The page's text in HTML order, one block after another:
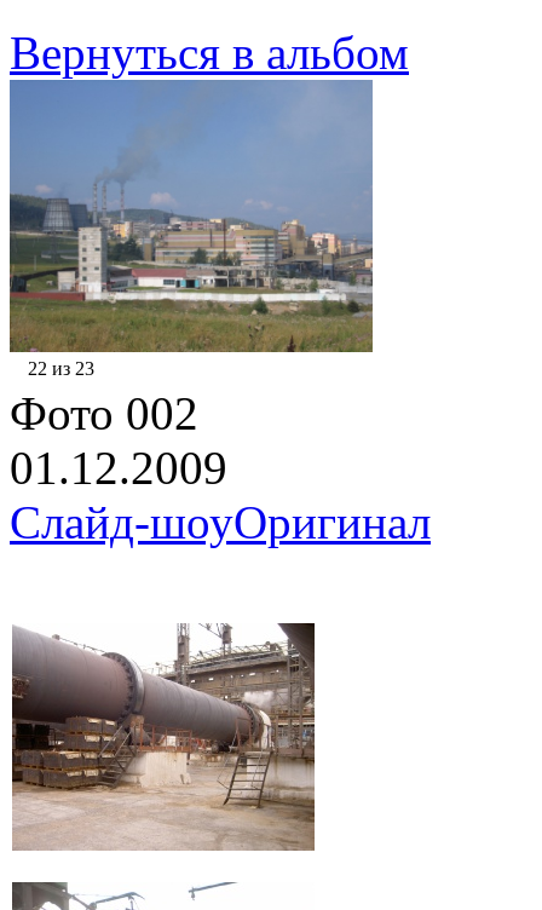
Вернуться в альбом
22 из 23
Фото 002
01.12.2009
Слайд-шоуОригинал